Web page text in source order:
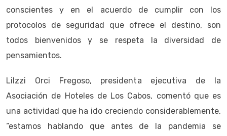
conscientes y en el acuerdo de cumplir con los
protocolos de seguridad que ofrece el destino, son
todos bienvenidos y se respeta la diversidad de
pensamientos.
Lilzzi Orci Fregoso, presidenta ejecutiva de la
Asociación de Hoteles de Los Cabos, comentó que es
una actividad que ha ido creciendo considerablemente,
“estamos hablando que antes de la pandemia se